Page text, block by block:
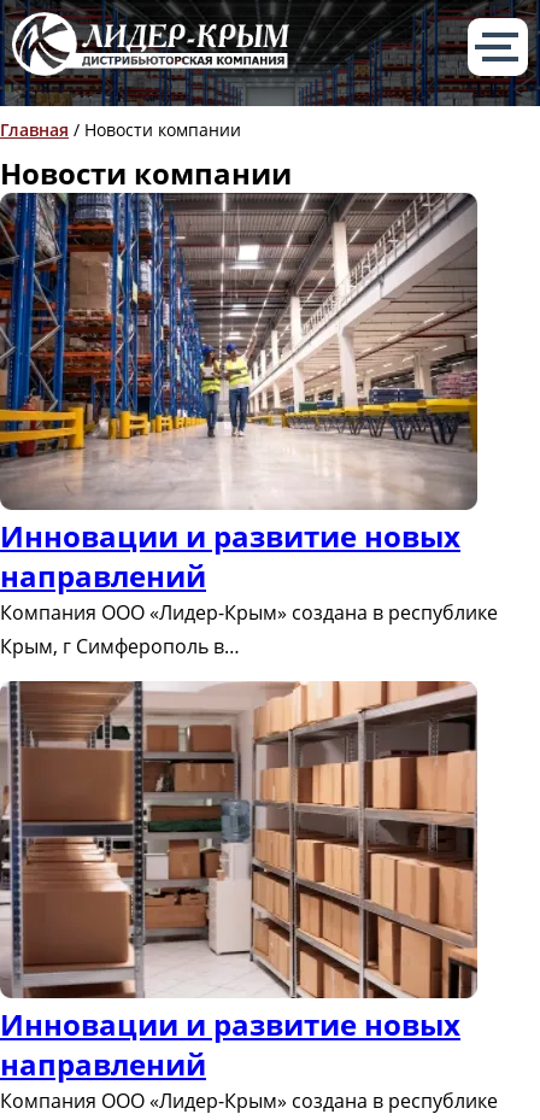
Главная / Новости компании
Новости компании
Инновации и развитие новых
направлений
Компания ООО «Лидер-Крым» создана в республике
Крым, г Симферополь в…
Инновации и развитие новых
направлений
Компания ООО «Лидер-Крым» создана в республике